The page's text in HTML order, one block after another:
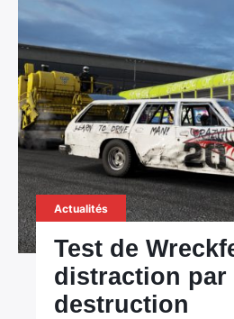
Actualités
Test de
distraction par
destruction